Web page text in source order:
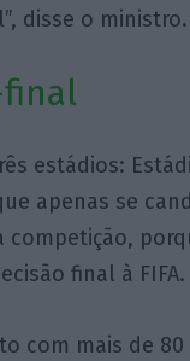
disse o ministro.
estádios:
apenas se
competição,
final à FIFA.
com mais de